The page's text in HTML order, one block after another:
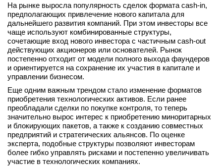
На рынке выросла популярность сделок формата cash-in,
предполагающих привлечение нового капитала для
дальнейшего развития компаний. При этом инвесторы все
чаще используют комбинированные структуры,
сочетающие вход нового инвестора с частичным cash-out
действующих акционеров или основателей. Рынок
постепенно отходит от модели полного выхода фаундеров
и ориентируется на сохранение их участия в капитале и
управлении бизнесом.
Еще одним важным трендом стало изменение форматов
приобретения технологических активов. Если ранее
преобладали сделки по покупке контроля, то теперь
значительно вырос интерес к приобретению миноритарных
и блокирующих пакетов, а также к созданию совместных
предприятий и стратегических альянсов. По оценке
эксперта, подобные структуры позволяют инвесторам
более гибко управлять рисками и постепенно увеличивать
участие в технологических компаниях.